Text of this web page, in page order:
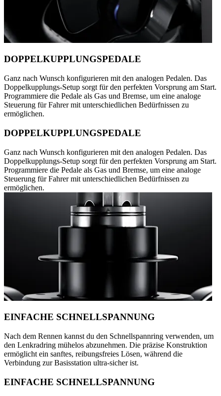
DOPPELKUPPLUNGSPEDALE
Ganz nach Wunsch konfigurieren mit den analogen Pedalen. Das
Doppelkupplungs-Setup sorgt für den perfekten Vorsprung am Start.
Programmiere die Pedale als Gas und Bremse, um eine analoge
Steuerung für Fahrer mit unterschiedlichen Bedürfnissen zu
ermöglichen.
DOPPELKUPPLUNGSPEDALE
Ganz nach Wunsch konfigurieren mit den analogen Pedalen. Das
Doppelkupplungs-Setup sorgt für den perfekten Vorsprung am Start.
Programmiere die Pedale als Gas und Bremse, um eine analoge
Steuerung für Fahrer mit unterschiedlichen Bedürfnissen zu
ermöglichen.
EINFACHE SCHNELLSPANNUNG
Nach dem Rennen kannst du den Schnellspannring verwenden, um
den Lenkradring mühelos abzunehmen. Die präzise Konstruktion
ermöglicht ein sanftes, reibungsfreies Lösen, während die
Verbindung zur Basisstation ultra-sicher ist.
EINFACHE SCHNELLSPANNUNG